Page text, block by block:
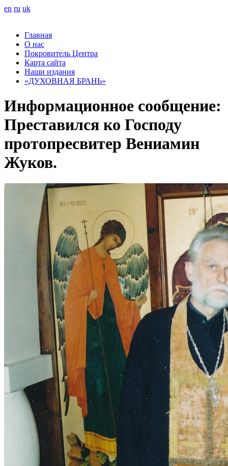
en ru uk
Главная
О нас
Покровитель Центра
Карта сайта
Наши издания
«ДУХОВНАЯ БРАНЬ»
Информационное сообщение:
Преставился ко Господу
протопресвитер Вениамин
Жуков.